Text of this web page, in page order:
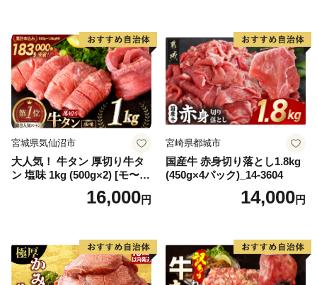
宮城県気仙沼市
大人気！ 牛タン 厚切り牛タ
ン 塩味 1kg (500g×2) [モ〜ラ
ンド 宮城県 気仙沼市 205646
60] 肉 牛肉 精肉 牛たん 牛タ
厚切り タン
16,000円
宮崎県都城市
国産牛 赤身切り落とし1.8kg
(450g×4パック)_14-3604
14,000円